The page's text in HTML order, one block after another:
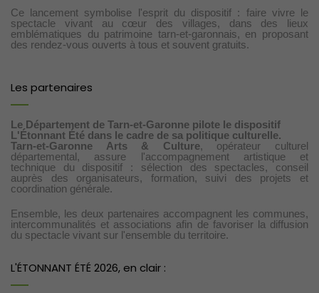
Ce lancement symbolise l'esprit du dispositif : faire vivre le
spectacle vivant au cœur des villages, dans des lieux
emblématiques du patrimoine tarn-et-garonnais, en proposant
des rendez-vous ouverts à tous et souvent gratuits.
Les partenaires
Le Département de Tarn-et-Garonne pilote le dispositif
L'Étonnant Été dans le cadre de sa politique culturelle.
Tarn-et-Garonne Arts & Culture, opérateur culturel
départemental, assure l'accompagnement artistique et
technique du dispositif : sélection des spectacles, conseil
auprès des organisateurs, formation, suivi des projets et
coordination générale.
Ensemble, les deux partenaires accompagnent les communes,
intercommunalités et associations afin de favoriser la diffusion
du spectacle vivant sur l'ensemble du territoire.
L'ÉTONNANT ÉTÉ 2026, en clair :